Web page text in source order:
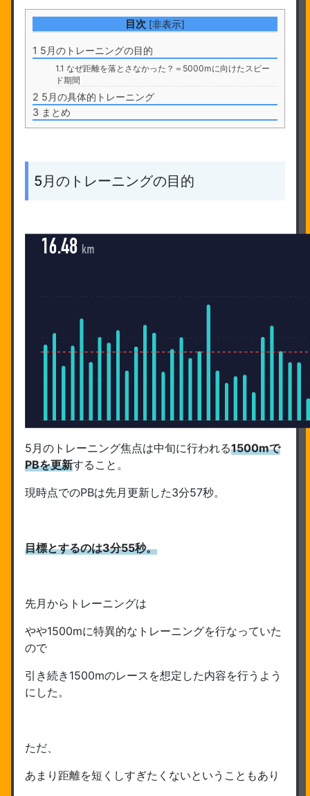
目次 [非表示]
1 5月のトレーニングの目的
1.1 なぜ距離を落とさなかった？＝5000mに向けたスピー
ド期間
2 5月の具体的トレーニング
3 まとめ
5月のトレーニングの目的
5月のトレーニング焦点は中旬に行われる1500mで
PBを更新すること。
現時点でのPBは先月更新した3分57秒。
目標とするのは3分55秒。
先月からトレーニングは
やや1500mに特異的なトレーニングを行なっていた
ので
引き続き1500mのレースを想定した内容を行うよう
にした。
ただ、
あまり距離を短くしすぎたくないということもあり